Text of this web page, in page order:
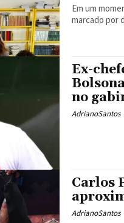
Em um
marcado por
Ex-
no
AdrianoSantos
Carlos
AdrianoSantos